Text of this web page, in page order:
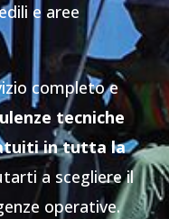
e aree
completo e
tecniche
in tutta la
a scegliere il
operative.